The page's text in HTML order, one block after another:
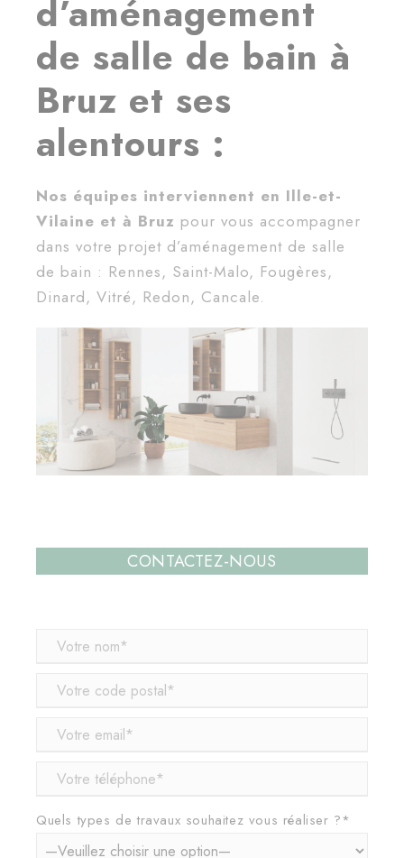
d’aménagement
de salle de bain à
Bruz et ses
alentours :
Nos équipes interviennent en Ille-et-
Vilaine et à Bruz pour vous accompagner
dans votre projet d’aménagement de salle
de bain : Rennes, Saint-Malo, Fougères,
Dinard, Vitré, Redon, Cancale.
CONTACTEZ-NOUS
Quels types de travaux souhaitez vous réaliser ?*